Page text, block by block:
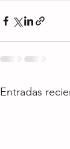
Entradas